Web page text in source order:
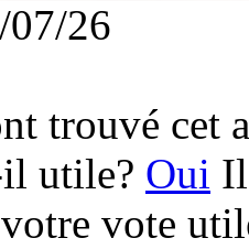
07/26
trouvé cet
utile? Oui
vote